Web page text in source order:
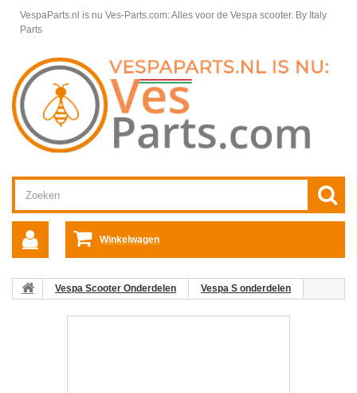
VespaParts.nl is nu Ves-Parts.com: Alles voor de Vespa scooter. By Italy
Parts
Winkelwagen
Vespa Scooter Onderdelen
Vespa S onderdelen